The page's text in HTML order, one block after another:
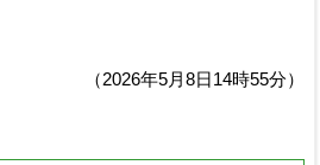
（2026年5月8日14時55分）